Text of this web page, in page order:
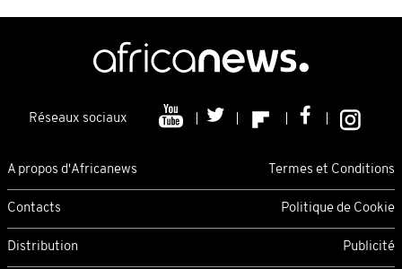
Réseaux sociaux
A propos d'Africanews Termes et Conditions
Contacts Politique de Cookie
Distribution Publicité